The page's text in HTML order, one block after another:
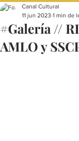
#Galería //
AMLO y
Canal Cultural
11 jun 2023 1 min de